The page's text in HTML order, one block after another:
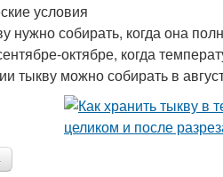
условия
нужно собирать, когда она
октябре, когда
тыкву можно собирать в